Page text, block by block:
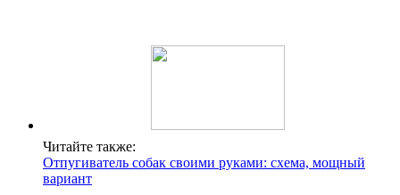
Читайте также:
Отпугиватель собак своими руками: схема, мощный
вариант